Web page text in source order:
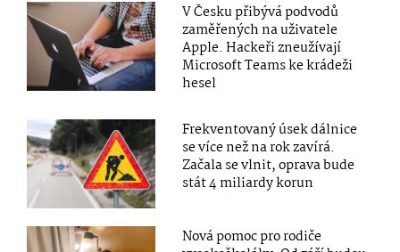
V Česku přibývá podvodů
zaměřených na uživatele
Apple. Hackeři zneužívají
Microsoft Teams ke krádeži
hesel
Frekventovaný úsek dálnice
se více než na rok zavírá.
Začala se vlnit, oprava bude
stát 4 miliardy korun
Nová pomoc pro rodiče